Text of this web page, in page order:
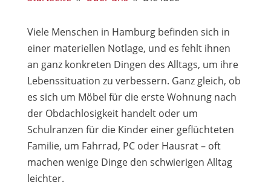
Viele Menschen in Hamburg befinden sich in
einer materiellen Notlage, und es fehlt ihnen
an ganz konkreten Dingen des Alltags, um ihre
Lebenssituation zu verbessern. Ganz gleich, ob
es sich um Möbel für die erste Wohnung nach
der Obdachlosigkeit handelt oder um
Schulranzen für die Kinder einer geflüchteten
Familie, um Fahrrad, PC oder Hausrat – oft
machen wenige Dinge den schwierigen Alltag
leichter.